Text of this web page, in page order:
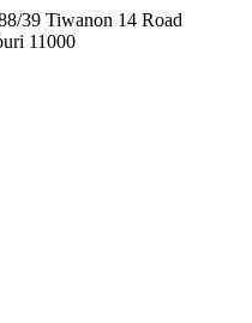
39 Tiwanon 14 Road
11000